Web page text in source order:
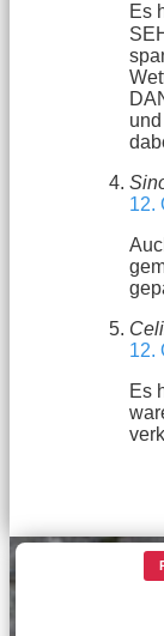
Es
12.
12.
Es